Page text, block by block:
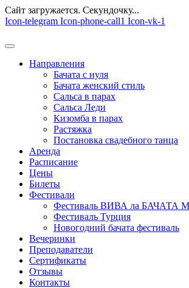
Сайт загружается. Секундочку...
Перейти
содержимому
Icon-telegram Icon-phone-call1 Icon-vk-1
Направления
Бачата с нуля
Бачата женский стиль
Сальса в парах
Сальса Леди
Кизомба в парах
Растяжка
Постановка свадебного танца
Аренда
Расписание
Цены
Билеты
Фестивали
Фестиваль ВИВА ла БАЧАТА
Фестиваль Турция
Новогодний бачата фестиваль
Вечеринки
Преподаватели
Сертификаты
Отзывы
Контакты